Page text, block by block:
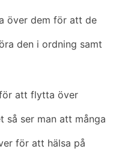
över dem för att de
den i ordning samt
att flytta över
så ser man att många
för att hälsa på